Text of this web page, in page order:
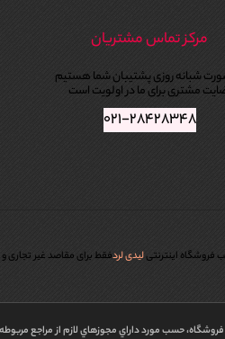
مرکز تماس مشتریان
شبانه روزی پشتیبان شما هستیم
مشتری برای ما در اولویت است
۰۲۱-۲۸۴۲۸۳۴۸
فروشگاه اینترنتیلیدی لردفقط برای مقاصد غیر تجاری
فروشگاه، حسب مورد داراي مجوزهاي لازم از مراجع